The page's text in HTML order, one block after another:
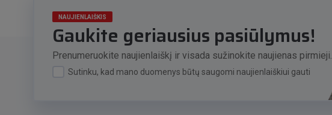
NAUJIENLAIŠKIS
Gaukite geriausius pasiūlymus!
Prenumeruokite naujienlaiškį ir visada sužinokite naujienas pirmieji.
Sutinku, kad mano duomenys būtų saugomi naujienlaiškiui gauti